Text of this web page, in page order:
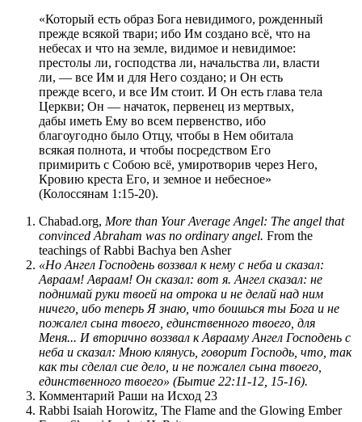
«Который есть образ Бога невидимого, рожденный
прежде всякой твари; ибо Им создано всё, что на
небесах и что на земле, видимое и невидимое:
престолы ли, господства ли, начальства ли, власти
ли, — все Им и для Него создано; и Он есть
прежде всего, и все Им стоит. И Он есть глава тела
Церкви; Он — начаток, первенец из мертвых,
дабы иметь Ему во всем первенство, ибо
благоугодно было Отцу, чтобы в Нем обитала
всякая полнота, и чтобы посредством Его
примирить с Собою всё, умиротворив через Него,
Кровию креста Его, и земное и небесное»
(Колоссянам 1:15-20).
Chabad.org, More than Your Average Angel: The angel that
convinced Abraham was no ordinary angel. From the
teachings of Rabbi Bachya ben Asher
«Но Ангел Господень воззвал к нему с неба и сказал:
Авраам! Авраам! Он сказал: вот я. Ангел сказал: не
поднимай руки твоей на отрока и не делай над ним
ничего, ибо теперь Я знаю, что боишься ты Бога и не
пожалел сына твоего, единственного твоего, для
Меня... И вторично воззвал к Аврааму Ангел Господень с
неба и сказал: Мною клянусь, говорит Господь, что, так
как ты сделал сие дело, и не пожалел сына твоего,
единственного твоего» (Бытие 22:11-12, 15-16).
Комментарий Раши на Исход 23
Rabbi Isaiah Horowitz, The Flame and the Glowing Ember